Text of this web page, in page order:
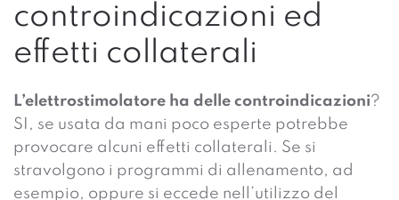
controindicazioni ed
effetti collaterali
L’elettrostimolatore ha delle controindicazioni?
SI, se usata da mani poco esperte potrebbe
provocare alcuni effetti collaterali. Se si
stravolgono i programmi di allenamento, ad
esempio, oppure si eccede nell’utilizzo del